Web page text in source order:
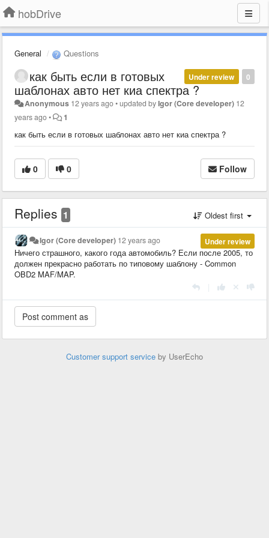
hobDrive
General Questions
0
Under review
как быть если в готовых
шаблонах авто нет киа спектра ?
Anonymous 12 years ago•updated byIgor (Core developer) 12
years ago• 1
как быть если в готовых шаблонах авто нет киа спектра ?
0 0 Follow
Replies 1 Oldest first
Under review
Igor (Core developer) 12 years ago
Ничего страшного, какого года автомобиль? Если после 2005, то
должен прекрасно работать по типовому шаблону - Common
OBD2 MAF/MAP.
Customer support service by UserEcho